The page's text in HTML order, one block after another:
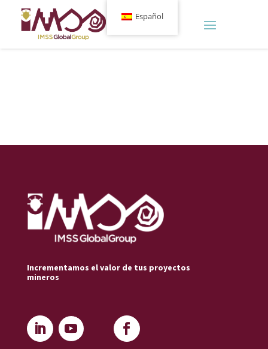
Incrementamos el valor de tus proyectos
mineros
Español